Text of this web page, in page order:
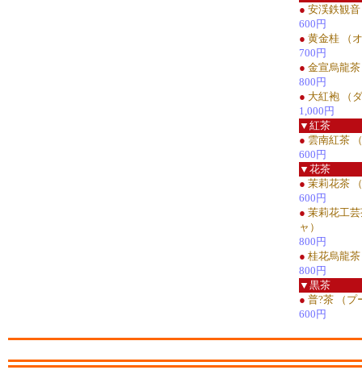
● 安渓鉄観
600円
● 黄金桂 （
700円
● 金宣烏龍
800円
● 大紅袍 （
1,000円
▼紅茶
● 雲南紅茶
600円
▼花茶
● 茉莉花茶
600円
● 茉莉花工
ャ）
800円
● 桂花烏龍
800円
▼黒茶
● 普?茶 （プ
600円